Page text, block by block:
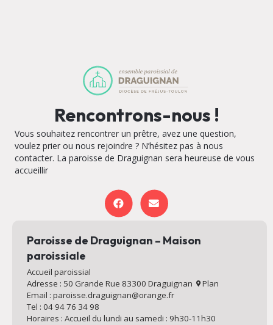
Rencontrons-nous !
Vous souhaitez rencontrer un prêtre, avez une question,
voulez prier ou nous rejoindre ? N’hésitez pas à nous
contacter. La paroisse de Draguignan sera heureuse de vous
accueillir
Paroisse de Draguignan – Maison
paroissiale
Accueil paroissial
Adresse : 50 Grande Rue 83300 Draguignan
Plan
Email : paroisse.draguignan@orange.fr
Tel : 04 94 76 34 98
Horaires : Accueil du lundi au samedi : 9h30-11h30